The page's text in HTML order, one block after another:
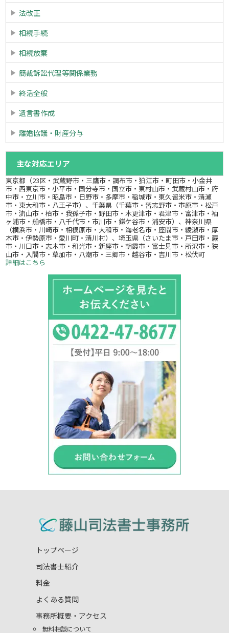
法改正
相続手続
相続放棄
簡裁訴訟代理等関係業務
終活全般
遺言書作成
離婚協議・財産分与
主な対応エリア
東京都（23区・武蔵野市・三鷹市・調布市・狛江市・町田市・小金井
市・西東京市・小平市・国分寺市・国立市・東村山市・武蔵村山市・府
中市・立川市・昭島市・日野市・多摩市・稲城市・東久留米市・清瀬
市・東大和市・八王子市）、千葉県（千葉市・習志野市・市原市・松戸
市・流山市・柏市・我孫子市・野田市・木更津市・君津市・富津市・袖
ヶ浦市・船橋市・八千代市・市川市・鎌ケ谷市・浦安市）、神奈川県
（横浜市・川崎市・相模原市・大和市・海老名市・座間市・綾瀬市・厚
木市・伊勢原市・愛川町・清川村）、埼玉県（さいたま市・戸田市・蕨
市・川口市・志木市・和光市・新座市・朝霞市・富士見市・所沢市・狭
山市・入間市・草加市・八潮市・三郷市・越谷市・吉川市・松伏町
詳細はこちら
トップページ
司法書士紹介
料金
よくある質問
事務所概要・アクセス
無料相談について